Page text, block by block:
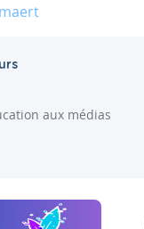
aux médias